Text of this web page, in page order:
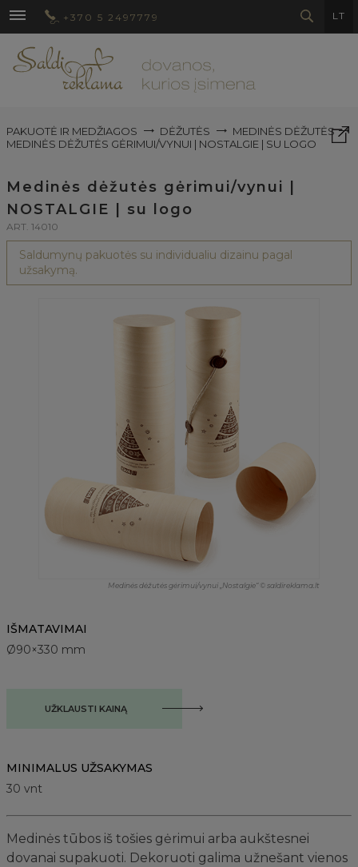
+370 5 2497779 LT
PAKUOTĖ IR MEDŽIAGOS DĖŽUTĖS
MEDINĖS DĖŽUTĖS
MEDINĖS DĖŽUTĖS GĖRIMUI/VYNUI | NOSTALGIE | SU LOGO
Medinės dėžutės gėrimui/vynui |
NOSTALGIE | su logo
ART. 14010
Saldumynų pakuotės su individualiu dizainu pagal
užsakymą.
Medinės dėžutės gėrimui/vynui „Nostalgie“ © saldireklama.lt
IŠMATAVIMAI
Ø90×330 mm
UŽKLAUSTI KAINĄ
MINIMALUS UŽSAKYMAS
30 vnt
Medinės tūbos iš tošies gėrimui arba aukštesnei
dovanai supakuoti. Dekoruoti galima užnešant vienos